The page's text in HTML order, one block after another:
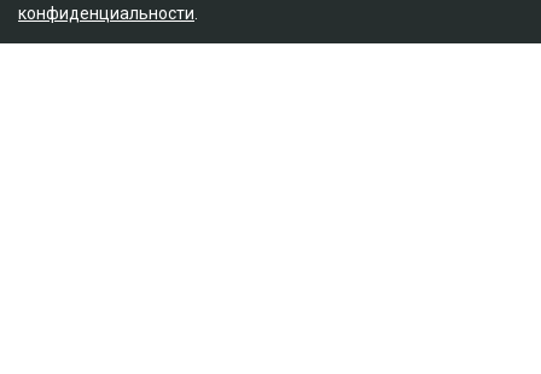
конфиденциальности